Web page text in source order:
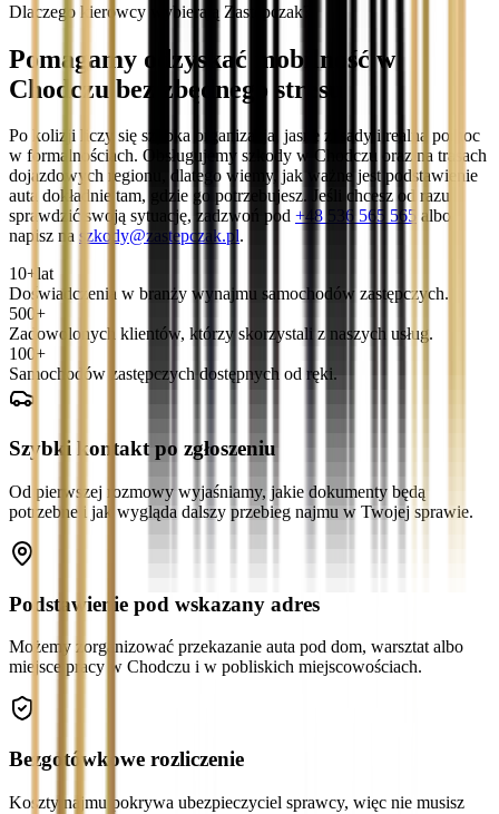
Dlaczego kierowcy wybierają Zastępczak?
Pomagamy odzyskać mobilność w
Chodczu bez zbędnego stresu
Po kolizji liczy się szybka organizacja, jasne zasady i realna pomoc
w formalnościach. Obsługujemy szkody w Chodczu oraz na trasach
dojazdowych regionu, dlatego wiemy, jak ważne jest podstawienie
auta dokładnie tam, gdzie go potrzebujesz. Jeśli chcesz od razu
sprawdzić swoją sytuację, zadzwoń pod +48 536 565 565 albo
napisz na szkody@zastepczak.pl.
10+ lat
Doświadczenia w branży wynajmu samochodów zastępczych.
500+
Zadowolonych klientów, którzy skorzystali z naszych usług.
100+
Samochodów zastępczych dostępnych od ręki.
Szybki kontakt po zgłoszeniu
Od pierwszej rozmowy wyjaśniamy, jakie dokumenty będą
potrzebne i jak wygląda dalszy przebieg najmu w Twojej sprawie.
Podstawienie pod wskazany adres
Możemy zorganizować przekazanie auta pod dom, warsztat albo
miejsce pracy w Chodczu i w pobliskich miejscowościach.
Bezgotówkowe rozliczenie
Koszty najmu pokrywa ubezpieczyciel sprawcy, więc nie musisz